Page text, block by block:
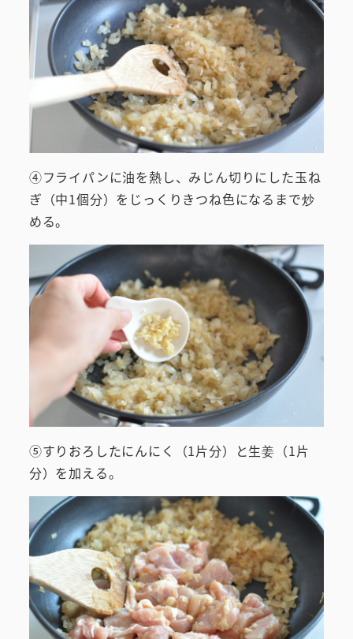
④フライパンに油を熱し、みじん切りにした玉ね
ぎ（中1個分）をじっくりきつね色になるまで炒
める。
⑤すりおろしたにんにく（1片分）と生姜（1片
分）を加える。